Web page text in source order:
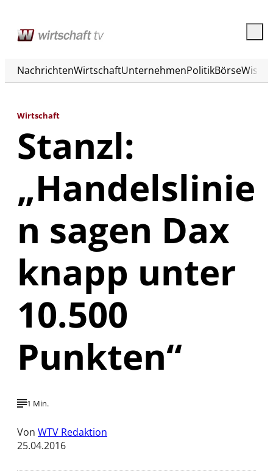
NachrichtenWirtschaftUnternehmenPolitikBörse
Wirtschaft
Stanzl:
„Handelslinie
n sagen Dax
knapp unter
10.500
Punkten“
1 Min.
Von WTV Redaktion
25.04.2016